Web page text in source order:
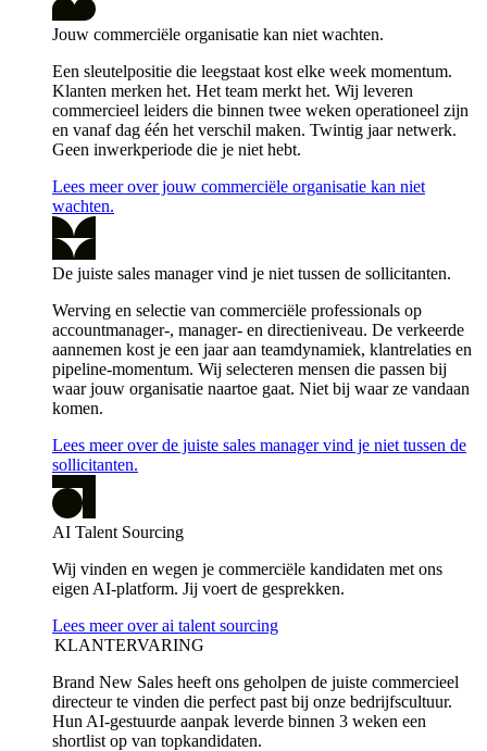
Jouw commerciële organisatie kan niet wachten.
Een sleutelpositie die leegstaat kost elke week momentum.
Klanten merken het. Het team merkt het. Wij leveren
commercieel leiders die binnen twee weken operationeel zijn
en vanaf dag één het verschil maken. Twintig jaar netwerk.
Geen inwerkperiode die je niet hebt.
Lees meer over jouw commerciële organisatie kan niet
wachten.
De juiste sales manager vind je niet tussen de sollicitanten.
Werving en selectie van commerciële professionals op
accountmanager-, manager- en directieniveau. De verkeerde
aannemen kost je een jaar aan teamdynamiek, klantrelaties en
pipeline-momentum. Wij selecteren mensen die passen bij
waar jouw organisatie naartoe gaat. Niet bij waar ze vandaan
komen.
Lees meer over de juiste sales manager vind je niet tussen de
sollicitanten.
AI Talent Sourcing
Wij vinden en wegen je commerciële kandidaten met ons
eigen AI-platform. Jij voert de gesprekken.
Lees meer over ai talent sourcing
KLANTERVARING
Brand New Sales heeft ons geholpen de juiste commercieel
directeur te vinden die perfect past bij onze bedrijfscultuur.
Hun AI-gestuurde aanpak leverde binnen 3 weken een
shortlist op van topkandidaten.